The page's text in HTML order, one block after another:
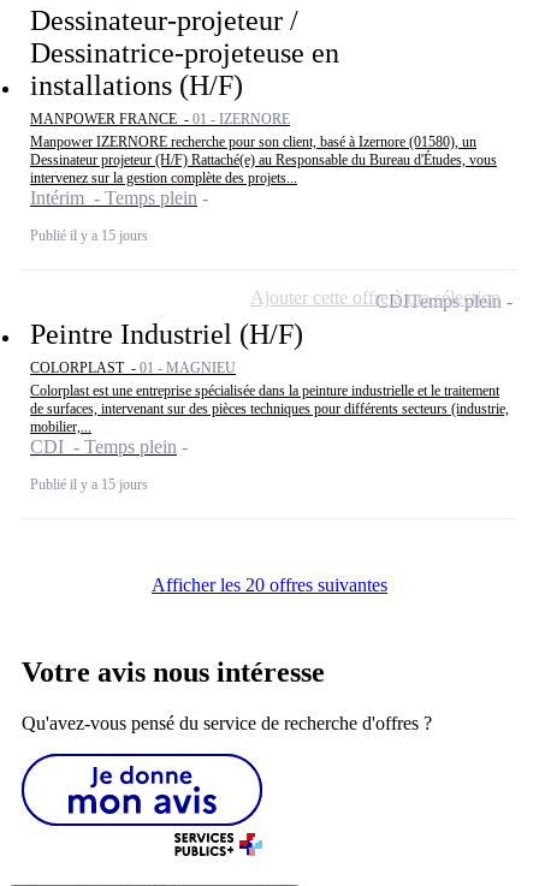
Dessinateur-projeteur /
Dessinatrice-projeteuse en
installations (H/F)
MANPOWER FRANCE - 01 - IZERNORE
Manpower IZERNORE recherche pour son client, basé à Izernore (01580), un
Dessinateur projeteur (H/F) Rattaché(e) au Responsable du Bureau d'Études, vous
intervenez sur la gestion complète des projets...
Intérim - Temps plein
Publié il y a 15 jours
Peintre Industriel (H/F)
COLORPLAST - 01 - MAGNIEU
Colorplast est une entreprise spécialisée dans la peinture industrielle et le traitement
de surfaces, intervenant sur des pièces techniques pour différents secteurs (industrie,
mobilier,...
CDI - Temps plein
Publié il y a 15 jours
CDITemps plein
Ajouter cette offre à ma sélection
Afficher les 20 offres suivantes
Votre avis nous intéresse
Qu'avez-vous pensé du service de recherche d'offres ?